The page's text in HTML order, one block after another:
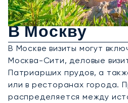
Аренда
В Москву
В Москве визиты могут
Москва-Сити, деловые
Патриарших прудов, а
или в ресторанах города.
распределяется между